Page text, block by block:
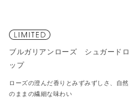
ブルガリアンローズ シュガードロ
ップ
ローズの澄んだ香りとみずみずしさ、自然
のままの繊細な味わい